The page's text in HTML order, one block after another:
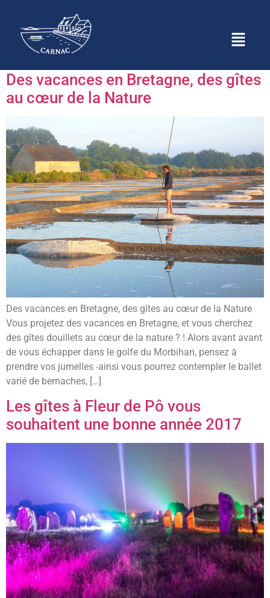
Étiquette : gîte Carnac
Des vacances en Bretagne, des gîtes
au cœur de la Nature
Des vacances en Bretagne, des gîtes au cœur de la Nature
Vous projetez des vacances en Bretagne, et vous cherchez
des gîtes douillets au cœur de la nature ? ! Alors avant avant
de vous échapper dans le golfe du Morbihan, pensez à
prendre vos jumelles -ainsi vous pourrez contempler le ballet
varié de bernaches, […]
Les gîtes à Fleur de Pô vous
souhaitent une bonne année 2017